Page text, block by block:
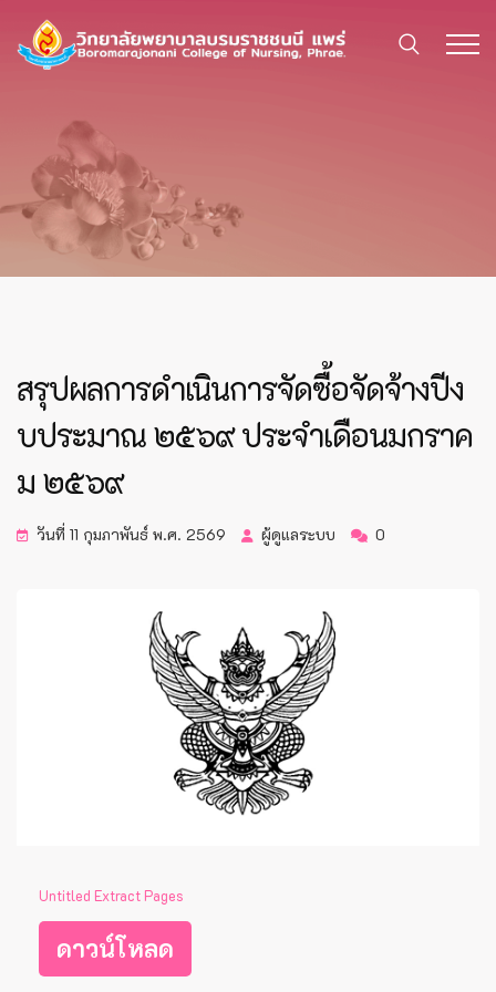
สรุปผลการดำเนินการจัดซื้อจัดจ้างปีง
บประมาณ ๒๕๖๙ ประจำเดือนมกราค
ม ๒๕๖๙
วันที่ 11 กุมภาพันธ์ พ.ศ. 2569 ผู้ดูแลระบบ 0
Untitled Extract Pages
ดาวน์โหลด